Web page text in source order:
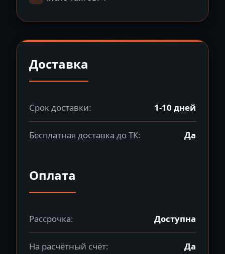
Доставка
Срок доставки: 1-10 дней
Бесплатная доставка до ТК: Да
Оплата
Рассрочка: Доступна
На расчётный счёт: Да